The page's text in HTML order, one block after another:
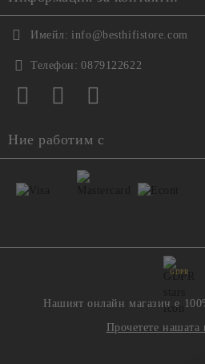
Имейл: info@besthifistore.com
Телефон: 0879122622
Ние работим с
GDPR
Нашият онлайн магазин е
Прочетете нашата